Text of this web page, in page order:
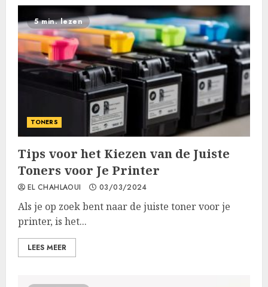
5 min. lezen
TONERS
Tips voor het Kiezen van de Juiste
Toners voor Je Printer
EL CHAHLAOUI 03/03/2024
Als je op zoek bent naar de juiste toner voor je
printer, is het...
LEES MEER